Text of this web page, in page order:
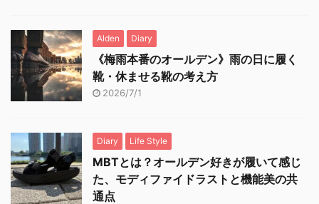
Alden Diary
《梅雨本番のオールデン》雨の日に履く
靴・休ませる靴の考え方
2026/7/1
Diary Life Style
MBTとは？オールデン好きが履いて感じ
た、モディファイドラストと機能美の共
通点